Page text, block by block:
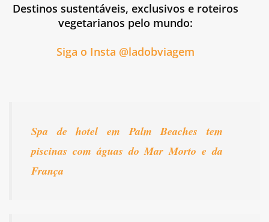
Destinos sustentáveis, exclusivos e roteiros
vegetarianos pelo mundo:
Siga o Insta @ladobviagem
Spa de hotel em Palm Beaches tem
piscinas com águas do Mar Morto e da
França